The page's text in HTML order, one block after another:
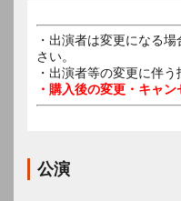
・出演者は変更になる
さい。
・出演者等の変更に伴う
・購入後の変更・キャ
公演